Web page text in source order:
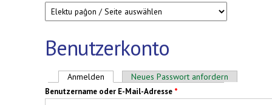
Benutzerkonto
Haupt-Reiter
Anmelden (aktiver Reiter)
Neues Passwort anfordern
Benutzername oder E-Mail-Adresse *